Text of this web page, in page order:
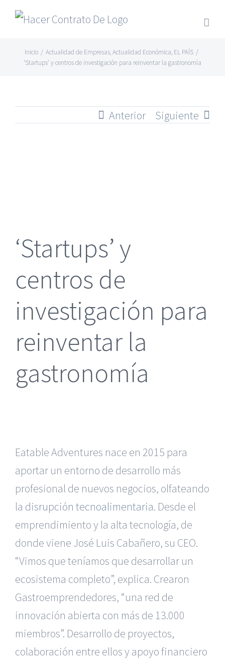
Skip
Inicio / Actualidad de Empresas,Actualidad Económica, EL PAÍS /
‘Startups’ y centros de investigación para reinventar la gastronomía
Anterior Siguiente
‘Startups’ y
centros de
investigación para
reinventar la
gastronomía
Eatable Adventures nace en 2015 para
aportar un entorno de desarrollo más
profesional de nuevos negocios, olfateando
la disrupción tecnoalimentaria. Desde el
emprendimiento y la alta tecnología, de
donde viene José Luis Cabañero, su CEO.
“Vimos que teníamos que desarrollar un
ecosistema completo”, explica. Crearon
Gastroemprendedores, “una red de
innovación abierta con más de 13.000
miembros”. Desarrollo de proyectos,
colaboración entre ellos y apoyo financiero